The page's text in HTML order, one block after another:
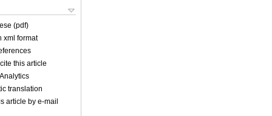
(pdf)
xml format
this article
translation
article by e-mail